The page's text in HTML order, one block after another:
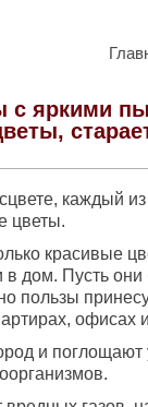
с яркими
каждый
цветы.
красивые
дом. Пусть они
пользы
офисах
и поглощают